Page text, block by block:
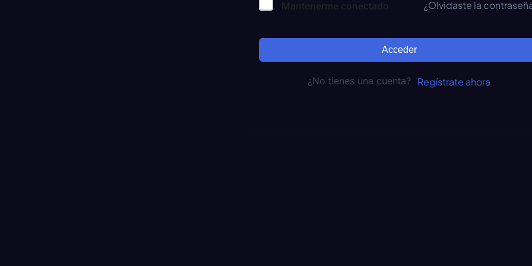
Mantenerme conectado ¿Olvidaste la
Acceder
¿No tienes una cuenta? Regístrate ahora